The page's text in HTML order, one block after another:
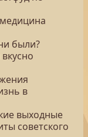
были?
в
выходные
советского